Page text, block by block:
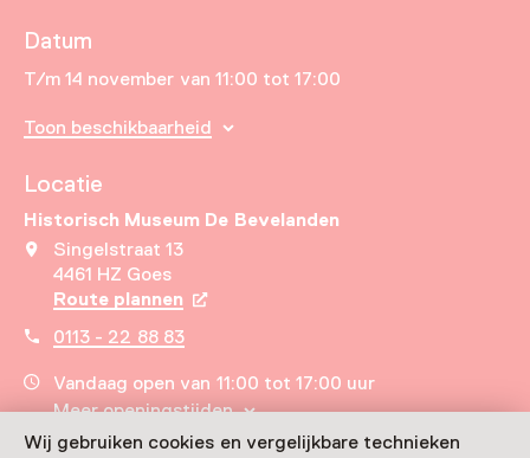
Wij gebruiken cookies en vergelijkbare technieken
Datum
T/m 14 november van 11:00 tot 17:00
Toon beschikbaarheid
Locatie
Historisch Museum De Bevelanden
Singelstraat 13
4461 HZ Goes
Route plannen Opent in een nieuw tabblad
0113 - 22 88 83
Vandaag open van 11:00 tot 17:00 uur
Meer openingstijden